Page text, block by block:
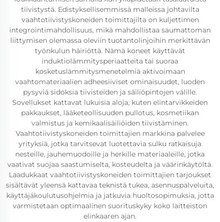
tiivistystä. Edistyksellisemmissä malleissa johtavilta
vaahtotiivistyskoneiden toimittajilta on kuljettimen
integrointimahdollisuus, mikä mahdollistaa saumattoman
liittymisen olemassa oleviin tuotantolinjoihin merkittävän
työnkulun häiriöttä. Nämä koneet käyttävät
induktiolämmitysperiaatteita tai suoraa
kosketuslämmitysmenetelmiä aktivoimaan
vaahtomateriaalien adheesiiviset ominaisuudet, luoden
pysyviä sidoksia tiivisteiden ja säiliöpintojen välille.
Sovellukset kattavat lukuisia aloja, kuten elintarvikkeiden
pakkaukset, lääketeollisuuden pullotus, kosmetiikan
valmistus ja kemikaalisäiliöiden tiivistäminen.
Vaahtotiivistyskoneiden toimittajien markkina palvelee
yrityksiä, jotka tarvitsevat luotettavia sulku ratkaisuja
nesteille, jauhemuodoille ja herkille materiaaleille, jotka
vaativat suojaa saastumiselta, kosteudelta ja väärinkäytöltä.
Laadukkaat vaahtotiivistyskoneiden toimittajien tarjoukset
sisältävät yleensä kattavaa teknistä tukea, asennuspalveluita,
käyttäjäkoulutusohjelmia ja jatkuvia huoltosopimuksia, jotta
varmistetaan optimaalinen suorituskyky koko laitteiston
elinkaaren ajan.